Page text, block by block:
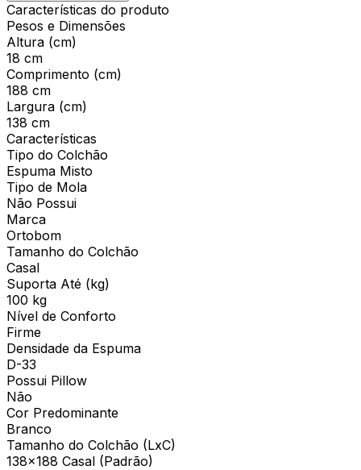
Características do produto
Pesos e Dimensões
Altura (cm)
18 cm
Comprimento (cm)
188 cm
Largura (cm)
138 cm
Características
Tipo do Colchão
Espuma Misto
Tipo de Mola
Não Possui
Marca
Ortobom
Tamanho do Colchão
Casal
Suporta Até (kg)
100 kg
Nível de Conforto
Firme
Densidade da Espuma
D-33
Possui Pillow
Não
Cor Predominante
Branco
Tamanho do Colchão (LxC)
138×188 Casal (Padrão)